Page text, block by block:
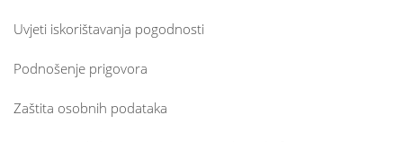
Uvjeti iskorištavanja pogodnosti
Podnošenje prigovora
Zaštita osobnih podataka